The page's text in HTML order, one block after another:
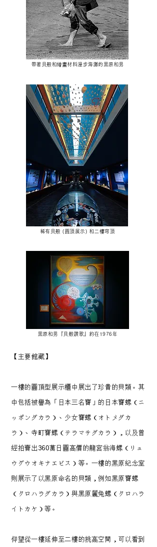
帶著貝殼和繪畫材料漫步海灘的黑原和男
稀有貝殼 (圓頂展示) 和二樓穹頂
黑原和男『貝殼讚歌』約在1976年
【主要館藏】
一樓的圓頂型展示櫃中展出了珍貴的貝類。其
中包括被譽為「日本三名寶」的日本寶螺（ニ
ッポンダカラ）、少女寶螺（オトメダカ
ラ）、寺町寶螺（テラマチダカラ），以及曾
經拍賣出360萬日圓高價的龍宮翁海螺（リュ
ウグウオキナエビス）等。一樓的黑原紀念室
則展示了以黑原命名的貝類，例如黑原寶螺
（クロハラダカラ）與黑原麗兔螺（クロハラ
イトカケ）等。
仰望從一樓延伸至二樓的挑高空間，可以看到